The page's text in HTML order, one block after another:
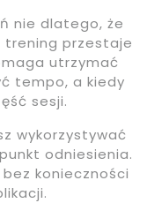
nie dlatego, że
trening przestaje
utrzymać
tempo, a kiedy
sesji.
wykorzystywać
odniesienia.
konieczności